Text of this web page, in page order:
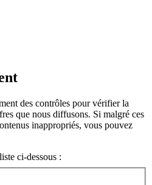
des contrôles pour vérifier la
que nous diffusons. Si malgré ces
inappropriés, vous pouvez
ci-dessous :